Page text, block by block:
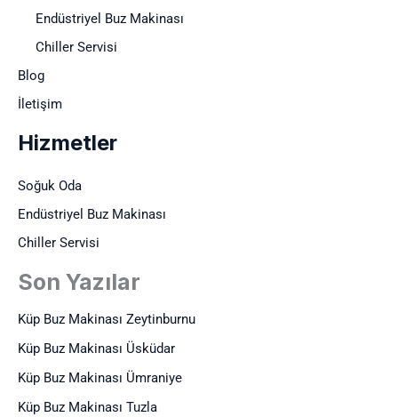
Endüstriyel Buz Makinası
Chiller Servisi
Blog
İletişim
Hizmetler
Soğuk Oda
Endüstriyel Buz Makinası
Chiller Servisi
Son Yazılar
Küp Buz Makinası Zeytinburnu
Küp Buz Makinası Üsküdar
Küp Buz Makinası Ümraniye
Küp Buz Makinası Tuzla